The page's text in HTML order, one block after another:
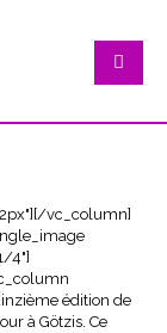
vc_column]
4"]
édition de
à Götzis. Ce